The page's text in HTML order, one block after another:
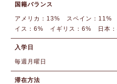
国籍バランス
アメリカ：13% スペイン：
イス：6% イギリス：6% 日本
入学日
毎週月曜日
滞在方法